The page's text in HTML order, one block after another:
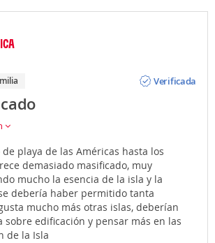
Verificada
playa de las Américas hasta los
demasiado masificado, muy
mucho la esencia de la isla y la
debería haber permitido tanta
mucho más otras islas, deberían
sobre edificación y pensar más en las
de la Isla